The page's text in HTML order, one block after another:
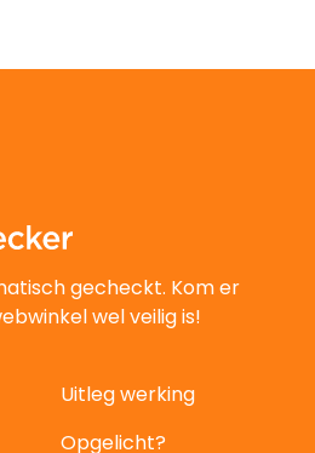
gecheckt. Kom er
wel veilig is!
Uitleg werking
Opgelicht?